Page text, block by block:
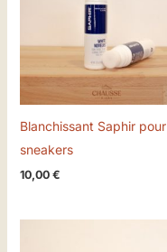
Blanchissant Saphir pour
sneakers
10,00 €